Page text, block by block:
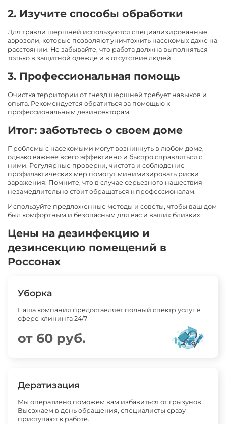
2. Изучите способы обработки
Для травли шершней используются специализированные
аэрозоли, которые позволяют уничтожить насекомых даже на
расстоянии. Не забывайте, что работа должна выполняться
только в защитной одежде и в отсутствие людей.
3. Профессиональная помощь
Очистка территории от гнезд шершней требует навыков и
опыта. Рекомендуется обратиться за помощью к
профессиональным дезинсекторам.
Итог: заботьтесь о своем доме
Проблемы с насекомыми могут возникнуть в любом доме,
однако важнее всего эффективно и быстро справляться с
ними. Регулярные проверки, чистота и соблюдение
профилактических мер помогут минимизировать риски
заражения. Помните, что в случае серьезного нашествия
незамедлительно стоит обращаться к профессионалам.
Используйте предложенные методы и советы, чтобы ваш дом
был комфортным и безопасным для вас и ваших близких.
Цены на дезинфекцию и
дезинсекцию помещений в
Россонах
Уборка
Наша компания предоставляет полный спектр услуг в
сфере клининга 24/7
от 60 руб.
Дератизация
Мы оперативно поможем вам избавиться от грызунов.
Выезжаем в день обращения, специалисты сразу
приступают к работе.